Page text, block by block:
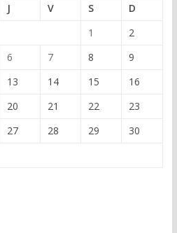
J V S
D
1
2
6 7 8
9
13 14 15
16
20 21 22
23
27 28 29
30